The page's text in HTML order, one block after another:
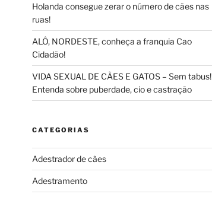
Holanda consegue zerar o número de cães nas
ruas!
ALÔ, NORDESTE, conheça a franquia Cao
Cidadão!
VIDA SEXUAL DE CÃES E GATOS – Sem tabus!
Entenda sobre puberdade, cio e castração
CATEGORIAS
Adestrador de cães
Adestramento